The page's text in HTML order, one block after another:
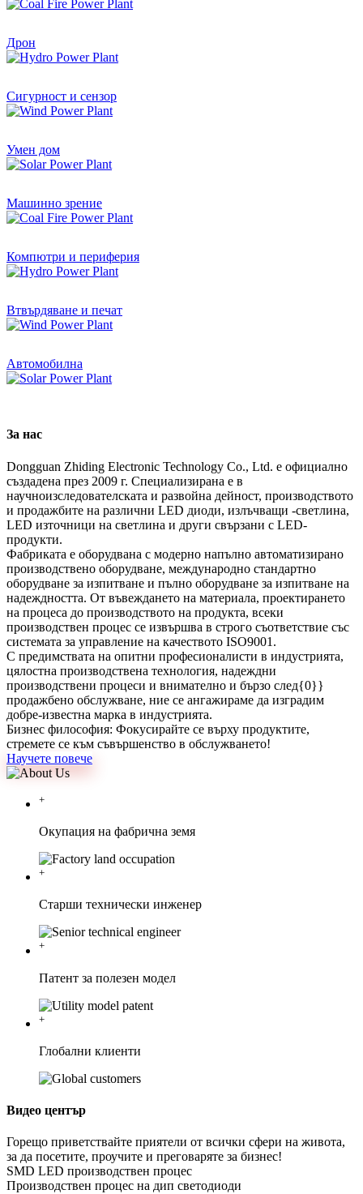
Дрон
Сигурност и сензор
Умен дом
Машинно зрение
Компютри и периферия
Втвърдяване и печат
Автомобилна
За нас
Dongguan Zhiding Electronic Technology Co., Ltd. е официално
създадена през 2009 г. Специализирана е в
научноизследователската и развойна дейност, производството
и продажбите на различни LED диоди, излъчващи -светлина,
LED източници на светлина и други свързани с LED-
продукти.
Фабриката е оборудвана с модерно напълно автоматизирано
производствено оборудване, международно стандартно
оборудване за изпитване и пълно оборудване за изпитване на
надеждността. От въвеждането на материала, проектирането
на процеса до производството на продукта, всеки
производствен процес се извършва в строго съответствие със
системата за управление на качеството ISO9001.
С предимствата на опитни професионалисти в индустрията,
цялостна производствена технология, надеждни
производствени процеси и внимателно и бързо след{0}}
продажбено обслужване, ние се ангажираме да изградим
добре-известна марка в индустрията.
Бизнес философия: Фокусирайте се върху продуктите,
стремете се към съвършенство в обслужването!
Научете повече
+
Окупация на фабрична земя
+
Старши технически инженер
+
Патент за полезен модел
+
Глобални клиенти
Видео център
Горещо приветствайте приятели от всички сфери на живота,
за да посетите, проучите и преговаряте за бизнес!
SMD LED производствен процес
Производствен процес на дип светодиоди